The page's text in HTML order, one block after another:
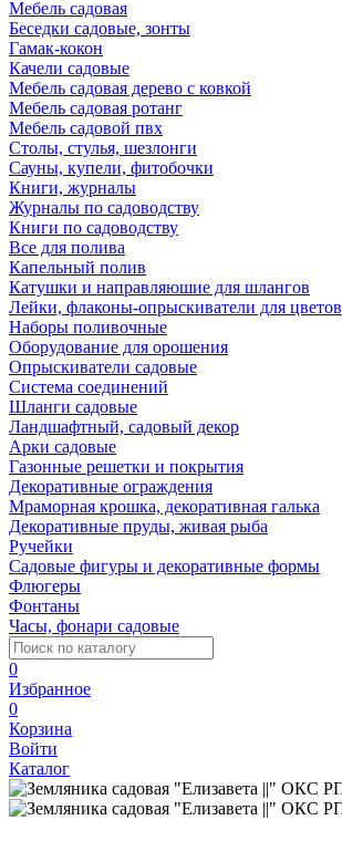
Мебель садовая
Беседки садовые, зонты
Гамак-кокон
Качели садовые
Мебель садовая дерево с ковкой
Мебель садовая ротанг
Мебель садовой пвх
Столы, стулья, шезлонги
Сауны, купели, фитобочки
Книги, журналы
Журналы по садоводству
Книги по садоводству
Все для полива
Капельный полив
Катушки и направляюшие для шлангов
Лейки, флаконы-опрыскиватели для цветов
Наборы поливочные
Оборудование для орошения
Опрыскиватели садовые
Система соединений
Шланги садовые
Ландшафтный, садовый декор
Арки садовые
Газонные решетки и покрытия
Декоративные ограждения
Мраморная крошка, декоративная галька
Декоративные пруды, живая рыба
Ручейки
Садовые фигуры и декоративные формы
Флюгеры
Фонтаны
Часы, фонари садовые
0
Избранное
0
Корзина
Войти
Каталог